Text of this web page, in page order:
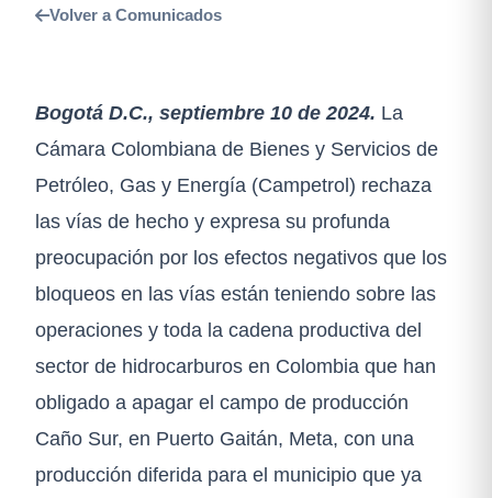
Volver a Comunicados
Bogotá D.C., septiembre 10 de 2024. La
Cámara Colombiana de Bienes y Servicios de
Petróleo, Gas y Energía (Campetrol) rechaza
las vías de hecho y expresa su profunda
preocupación por los efectos negativos que los
bloqueos en las vías están teniendo sobre las
operaciones y toda la cadena productiva del
sector de hidrocarburos en Colombia que han
obligado a apagar el campo de producción
Caño Sur, en Puerto Gaitán, Meta, con una
producción diferida para el municipio que ya